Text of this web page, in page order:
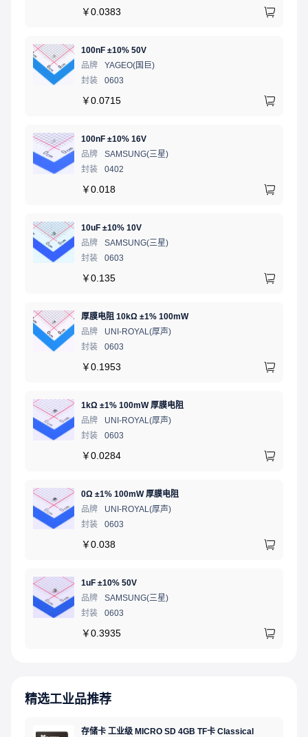
￥0.0383
100nF ±10% 50V
品牌
YAGEO(国巨)
封装
0603
￥0.0715
100nF ±10% 16V
品牌
SAMSUNG(三星)
封装
0402
￥0.018
10uF ±10% 10V
品牌
SAMSUNG(三星)
封装
0603
￥0.135
厚膜电阻 10kΩ ±1% 100mW
品牌
UNI-ROYAL(厚声)
封装
0603
￥0.1953
1kΩ ±1% 100mW 厚膜电阻
品牌
UNI-ROYAL(厚声)
封装
0603
￥0.0284
0Ω ±1% 100mW 厚膜电阻
品牌
UNI-ROYAL(厚声)
封装
0603
￥0.038
1uF ±10% 50V
品牌
SAMSUNG(三星)
封装
0603
￥0.3935
精选工业品推荐
存储卡 工业级 MICRO SD 4GB TF卡 Classical